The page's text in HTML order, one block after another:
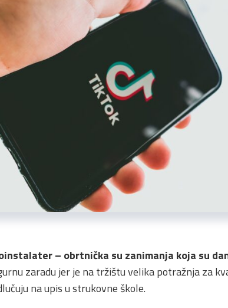
– obrtnička su zanimanja koja su
zaradu jer je na tržištu velika potražnja za
na upis u strukovne škole.